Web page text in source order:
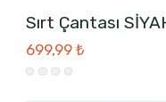
Sırt Çantası
699,99 ₺